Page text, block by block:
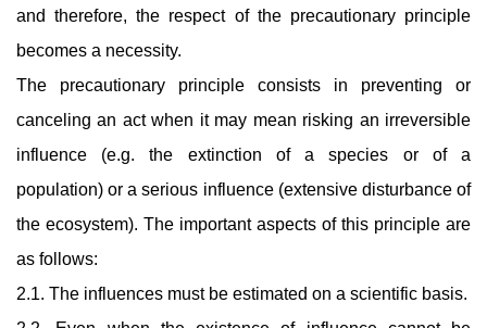
and therefore, the respect of the precautionary principle
becomes a necessity.
The precautionary principle consists in preventing or
canceling an act when it may mean risking an irreversible
influence (e.g. the extinction of a species or of a
population) or a serious influence (extensive disturbance of
the ecosystem). The important aspects of this principle are
as follows:
2.1. The influences must be estimated on a scientific basis.